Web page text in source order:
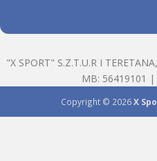
"X SPORT" S.Z.T.U.R I
MB: 56419101 |
Copyright © 2026X